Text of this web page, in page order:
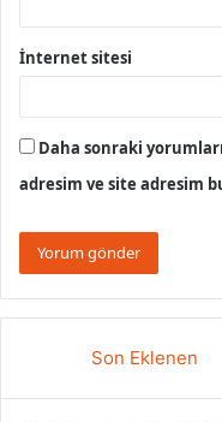
İnternet sitesi
Daha sonraki
adresim ve site adresim
Son Eklenen